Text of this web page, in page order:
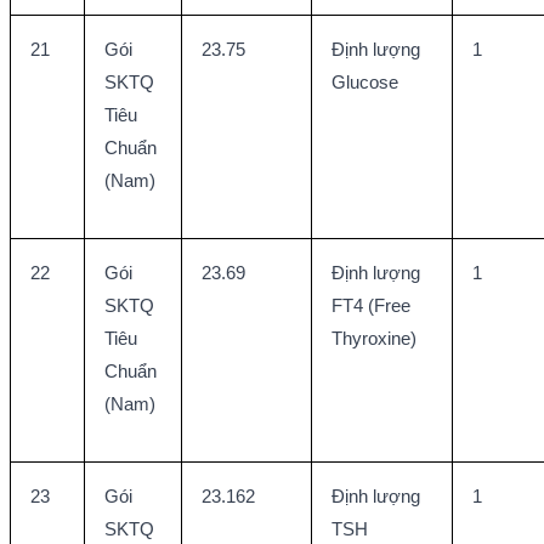
21
Gói
SKTQ
Tiêu
Chuẩn
(Nam)
23.75
Định lượng
Glucose
1
22
Gói
SKTQ
Tiêu
Chuẩn
(Nam)
23.69
Định lượng
FT4 (Free
Thyroxine)
1
23
Gói
SKTQ
23.162
Định lượng
TSH
1